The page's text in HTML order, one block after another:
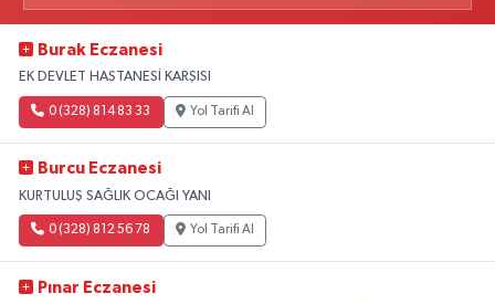
Burak Eczanesi
EK DEVLET HASTANESİ KARŞISI
0 (328) 814 83 33 Yol Tarifi Al
Burcu Eczanesi
KURTULUŞ SAĞLIK OCAĞI YANI
0 (328) 812 56 78 Yol Tarifi Al
Pınar Eczanesi